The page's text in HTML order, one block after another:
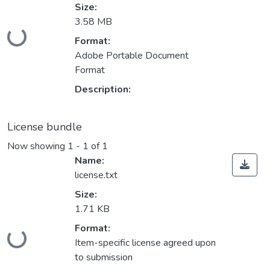
Loading...
Size:
3.58 MB
Format:
Adobe Portable Document
Format
Description:
License bundle
Now showing 1 - 1 of 1
Loading...
Name:
license.txt
Size:
1.71 KB
Format:
Item-specific license agreed upon
to submission